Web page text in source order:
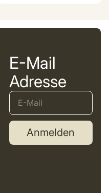
E-Mail
Adresse
Anmelden